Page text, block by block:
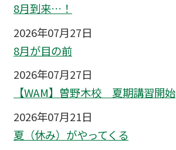
8月到来…！
2026年07月27日
8月が目の前
2026年07月27日
【WAM】曽野木校 夏期講習開始
2026年07月21日
夏（休み）がやってくる